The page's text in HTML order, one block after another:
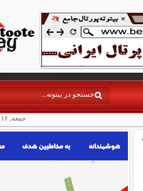
جمعه, ۱۶ مرداد ۱۴۰۵